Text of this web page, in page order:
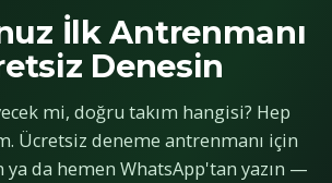
İlk Antrenmanı
Denesin
mi, doğru takım hangisi? Hep
Ücretsiz deneme antrenmanı için
da hemen WhatsApp'tan yazın —